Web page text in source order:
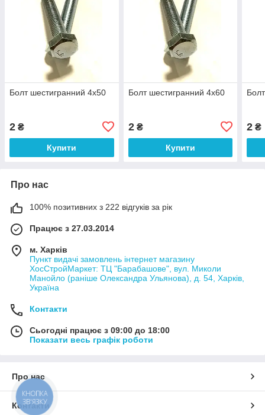
Болт шестигранний 4х50
2 ₴
Купити
Болт шестигранний 4х60
2₴
Купити
2 ₴
Про нас
100% позитивних з 222 відгуків за рік
Працює з 27.03.2014
м. Харків
Пункт видачі замовлень інтернет магазину
ХосСтройМаркет: ТЦ "Барабашове", вул. Миколи
Манойло (раніше Олександра Ульянова), д. 54, Харків,
Україна
Контакти
Сьогодні працює з 09:00 до 18:00
Показати весь графік роботи
Про нас
Контакти
КНОПКА
ЗВ'ЯЗКУ